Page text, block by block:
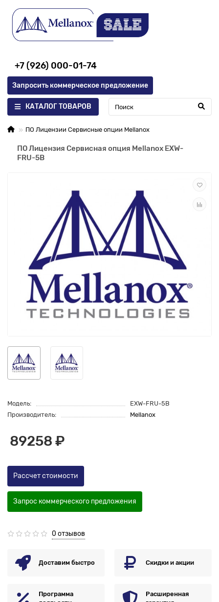
+7 (926) 000-01-74
Запросить коммерческое предложение
КАТАЛОГ ТОВАРОВ
ПО Лицензии Сервисные опции Mellanox
ПО Лицензия Сервисная опция Mellanox EXW-
FRU-5B
Модель:
EXW-FRU-5B
Производитель:
Mellanox
89258 ₽
Рассчет стоимости
Запрос коммерческого предложения
0 отзывов
Доставим быстро Скидки и акции
Программа
Расширенная